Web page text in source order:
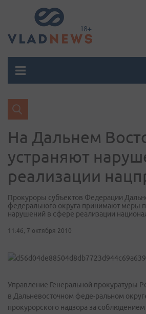
На Дальнем
устраняют
реализации
Прокуроры субъектов Федерации
федерального округа принимают меры
нарушений в сфере реализации
11:46, 7 октября 2010
Управление Генеральной прокуратуры
в Дальневосточном феде-ральном
прокурорского надзора за соблюдением